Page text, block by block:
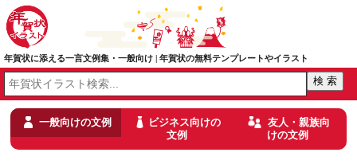
年賀状に添える一言文例集・一般向け | 年賀状の無料テンプレートやイラスト
一般向けの文例
ビジネス向けの
文例
友人・親族向
けの文例